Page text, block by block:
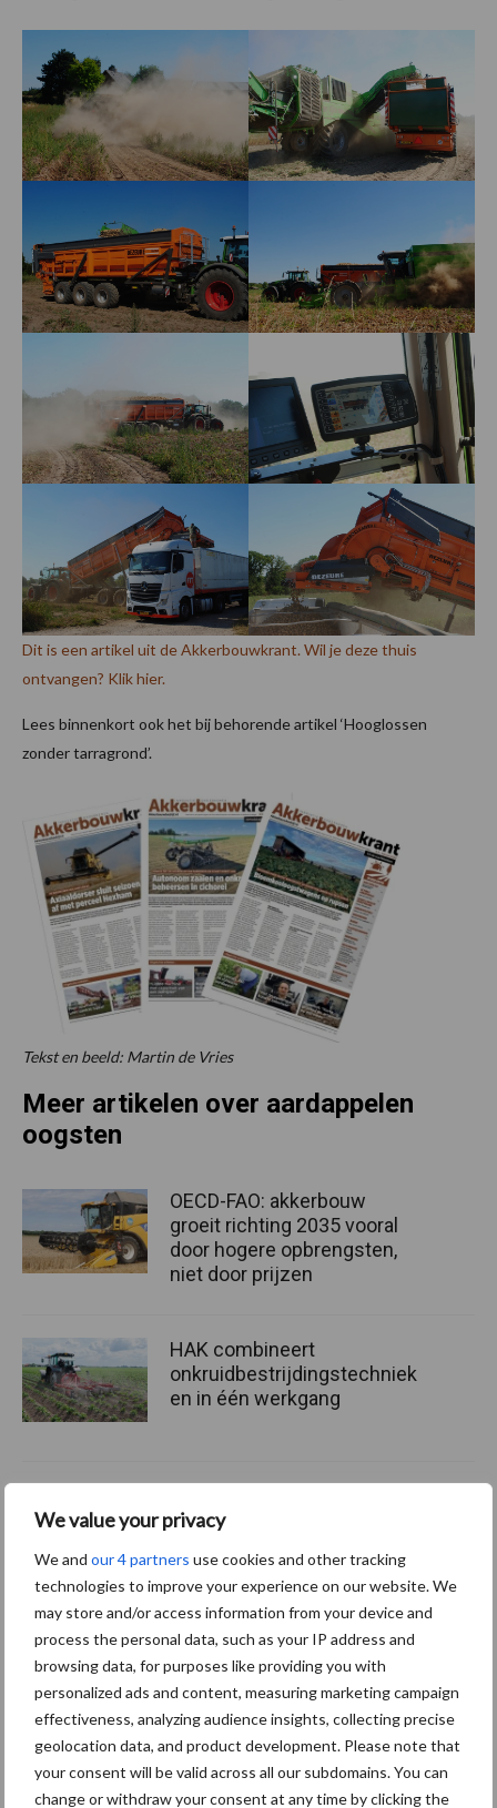
We value your privacy
We and our 4 partners use cookies and other tracking
technologies to improve your experience on our website. We
may store and/or access information from your device and
process the personal data, such as your IP address and
browsing data, for purposes like providing you with
personalized ads and content, measuring marketing campaign
effectiveness, analyzing audience insights, collecting precise
geolocation data, and product development. Please note that
your consent will be valid across all our subdomains. You can
change or withdraw your consent at any time by clicking the
Dit is een artikel uit de Akkerbouwkrant. Wil je deze thuis
ontvangen? Klik hier.
Lees binnenkort ook het bij behorende artikel ‘Hooglossen
zonder tarragrond’.
Tekst en beeld: Martin de Vries
Meer artikelen over aardappelen
oogsten
OECD-FAO: akkerbouw
groeit richting 2035 vooral
door hogere opbrengsten,
niet door prijzen
HAK combineert
onkruidbestrijdingstechniek
en in één werkgang
over Keiler 2 RK22
Meer lezen over:
Maak uw keuze